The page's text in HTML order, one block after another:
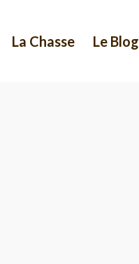
La Chasse Le Blog